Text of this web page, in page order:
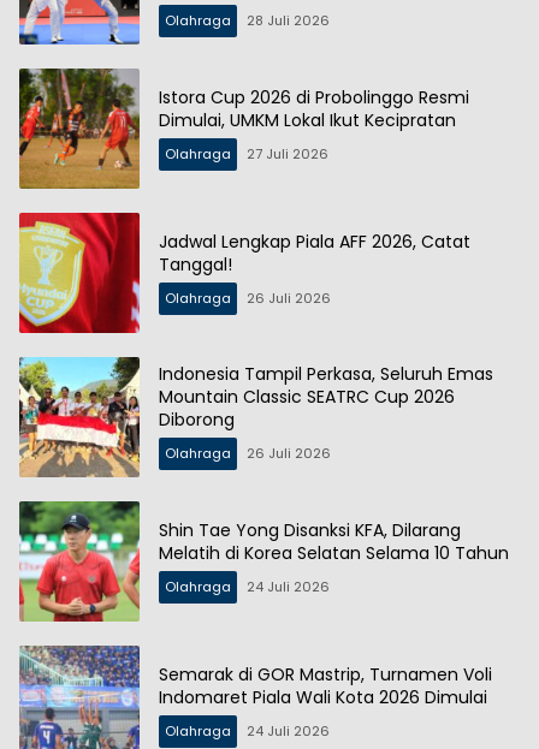
Olahraga 28 Juli 2026
Istora Cup 2026 di Probolinggo Resmi
Dimulai, UMKM Lokal Ikut Kecipratan
Olahraga 27 Juli 2026
Jadwal Lengkap Piala AFF 2026, Catat
Tanggal!
Olahraga 26 Juli 2026
Indonesia Tampil Perkasa, Seluruh Emas
Mountain Classic SEATRC Cup 2026
Diborong
Olahraga 26 Juli 2026
Shin Tae Yong Disanksi KFA, Dilarang
Melatih di Korea Selatan Selama 10 Tahun
Olahraga 24 Juli 2026
Semarak di GOR Mastrip, Turnamen Voli
Indomaret Piala Wali Kota 2026 Dimulai
Olahraga 24 Juli 2026